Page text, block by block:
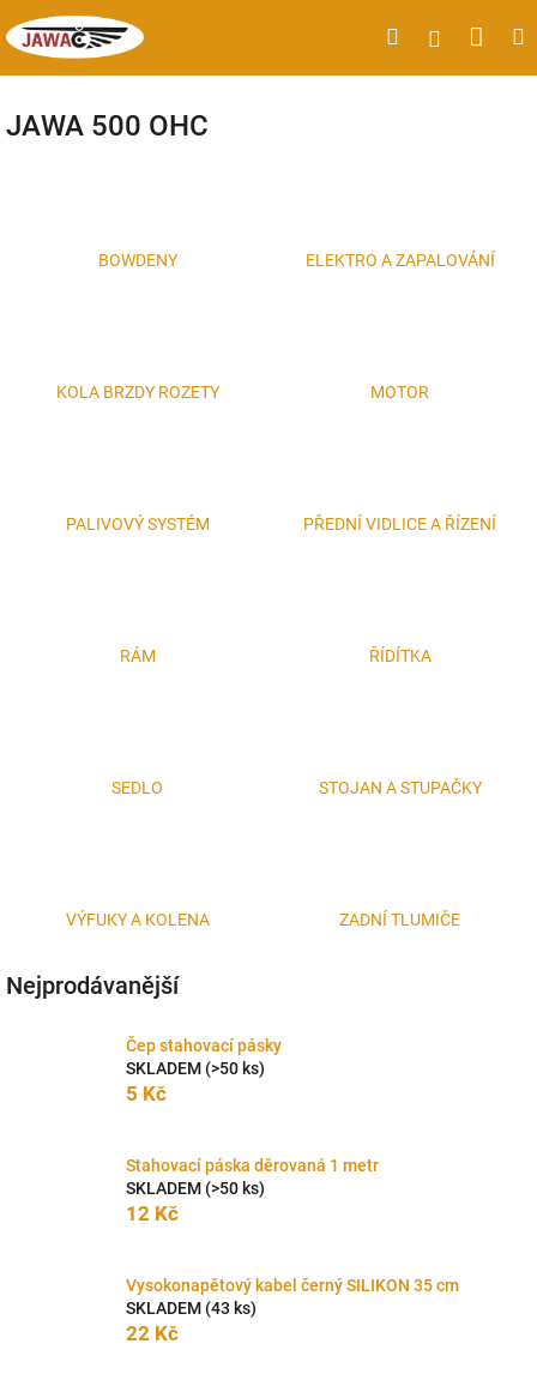
na
obsah
HledatPřihlášení
JAWA 500 OHC
BOWDENY ELEKTRO A ZAPALOVÁNÍ
KOLA BRZDY ROZETY MOTOR
PALIVOVÝ SYSTÉM PŘEDNÍ VIDLICE A ŘÍZENÍ
RÁM ŘÍDÍTKA
SEDLO STOJAN A STUPAČKY
VÝFUKY A KOLENA ZADNÍ TLUMIČE
Nejprodávanější
Čep stahovací pásky
SKLADEM (>50 ks)
5 Kč
Stahovací páska děrovaná 1 metr
SKLADEM (>50 ks)
12 Kč
Vysokonapětový kabel černý SILIKON 35 cm
SKLADEM (43 ks)
22 Kč